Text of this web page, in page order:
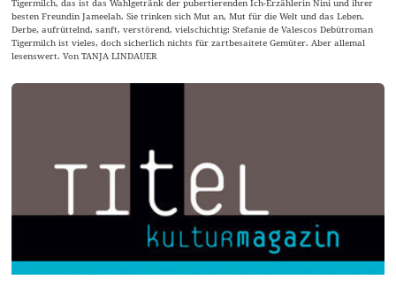
Tigermilch, das ist das Wahlgetränk der pubertierenden Ich-Erzählerin Nini und ihrer
besten Freundin Jameelah. Sie trinken sich Mut an, Mut für die Welt und das Leben.
Derbe, aufrüttelnd, sanft, verstörend, vielschichtig: Stefanie de Valescos Debütroman
Tigermilch ist vieles, doch sicherlich nichts für zartbesaitete Gemüter. Aber allemal
lesenswert. Von TANJA LINDAUER